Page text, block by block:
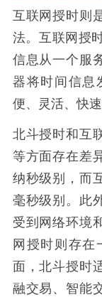
互联网授时则
法。互联网授
信息从一个服
器将时间信息
便、灵活、快
北斗授时和互
等方面存在差
纳秒级别，而
毫秒级别。此
受到网络环境
网授时则存在
面，北斗授时
融交易、智能